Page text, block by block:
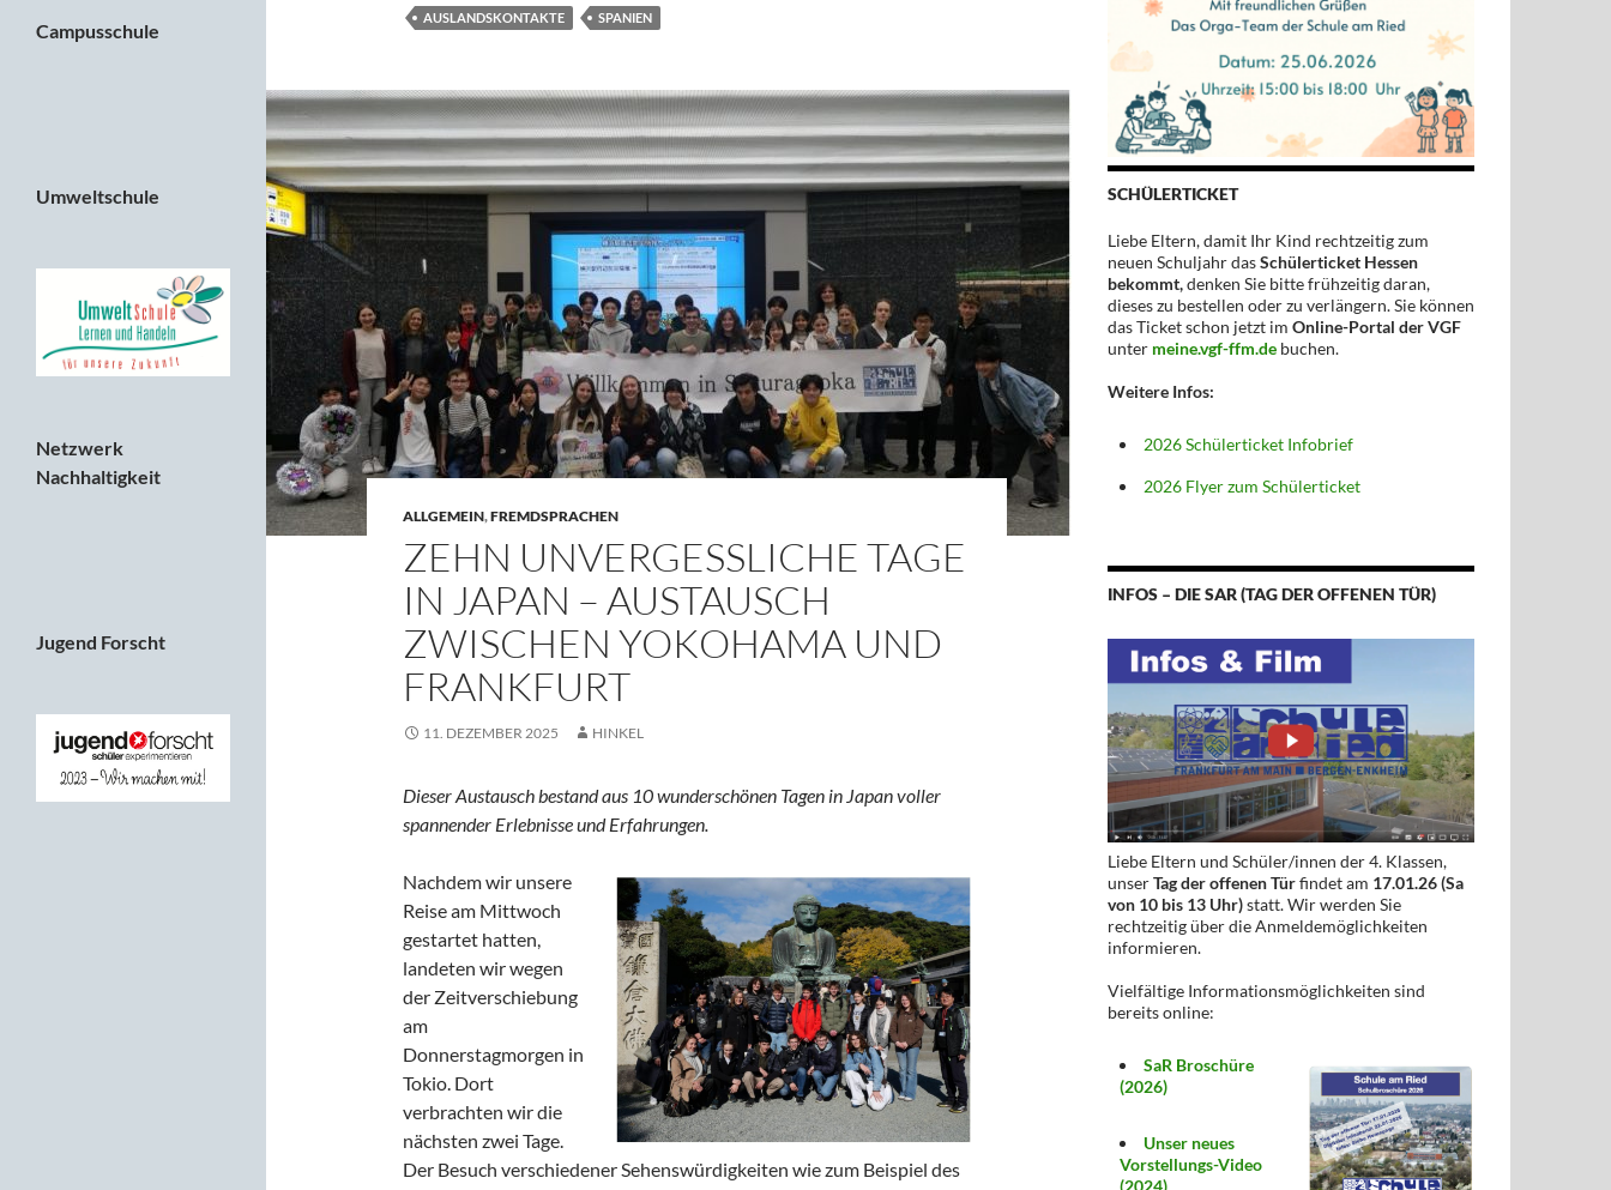
AUSLANDSKONTAKTE SPANIEN
ALLGEMEIN,FREMDSPRACHEN
ZEHN UNVERGESSLICHE TAGE
IN JAPAN – AUSTAUSCH
ZWISCHEN YOKOHAMA UND
FRANKFURT
11. DEZEMBER 2025 HINKEL
Dieser Austausch bestand aus 10 wunderschönen Tagen in Japan voller
spannender Erlebnisse und Erfahrungen.
Nachdem wir unsere
Reise am Mittwoch
gestartet hatten,
landeten wir wegen
der Zeitverschiebung
am
Donnerstagmorgen in
Tokio. Dort
verbrachten wir die
nächsten zwei Tage.
Der Besuch verschiedener Sehenswürdigkeiten wie zum Beispiel des
SCHÜLERTICKET
Liebe Eltern, damit Ihr Kind rechtzeitig zum
neuen Schuljahr dasSchülerticket Hessen
bekommt,denken Sie bitte frühzeitig daran,
dieses zu bestellen oder zu verlängern. Sie können
das Ticket schon jetzt im Online-Portal der VGF
unter meine.vgf-ffm.de buchen.
Weitere Infos:
2026 Schülerticket Infobrief
2026 Flyer zum Schülerticket
INFOS – DIE SAR (TAG DER OFFENEN TÜR)
Liebe Eltern und Schüler/innen der 4. Klassen,
unserTag der offenen Türfindet am 17.01.26 (Sa
von 10 bis 13 Uhr)statt. Wir werden Sie
rechtzeitig über die Anmeldemöglichkeiten
informieren.
Vielfältige Informationsmöglichkeiten sind
bereits online:
SaR Broschüre
(2026)
Unser neues
Vorstellungs-Video
(2024)
Campusschule
Umweltschule
Netzwerk
Nachhaltigkeit
Jugend Forscht